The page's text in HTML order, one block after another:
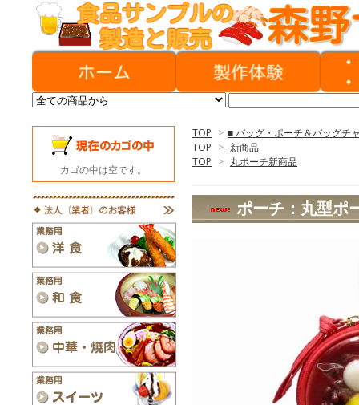
TOP > ■ バッグ・ポーチ＆バッグチ
TOP > 新商品
TOP > 丸ポーチ新商品
ポーチ：丸型ポ
カゴの中は空です。